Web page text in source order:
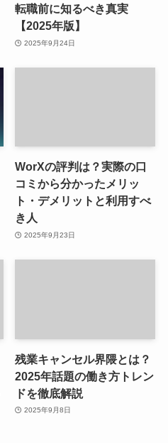
転職前に知るべき真実
【2025年版】
2025年9月24日
WorXの評判は？実際の口
コミから分かったメリッ
ト・デメリットと利用すべ
き人
2025年9月23日
残業キャンセル界隈とは？
2025年話題の働き方トレン
ドを徹底解説
2025年9月8日